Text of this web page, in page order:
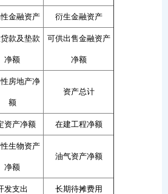
金融资产 衍生金融资产
款及垫款
净额
可供出售金融资产
净额
房地产净
额
资产总计
资产净额 在建工程净额
生物资产
净额
油气资产净额
发支出 长期待摊费用